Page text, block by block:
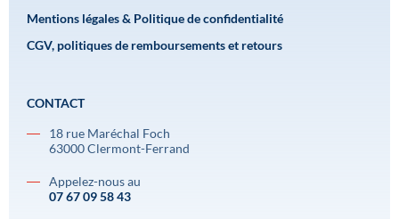
Mentions légales & Politique de confidentialité
CGV, politiques de remboursements et retours
CONTACT
18 rue Maréchal Foch
63000 Clermont-Ferrand
Appelez-nous au
07 67 09 58 43